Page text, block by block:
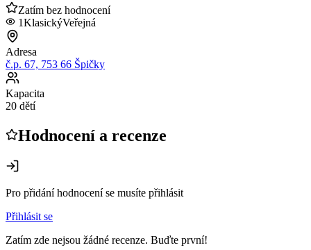
Zatím bez hodnocení
1KlasickýVeřejná
Adresa
č.p. 67, 753 66 Špičky
Kapacita
20 dětí
Hodnocení a recenze
Pro přidání hodnocení se musíte přihlásit
Přihlásit se
Zatím zde nejsou žádné recenze. Buďte první!